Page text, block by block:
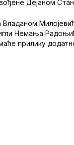
Дејаном
Владаном
Немања
прилику